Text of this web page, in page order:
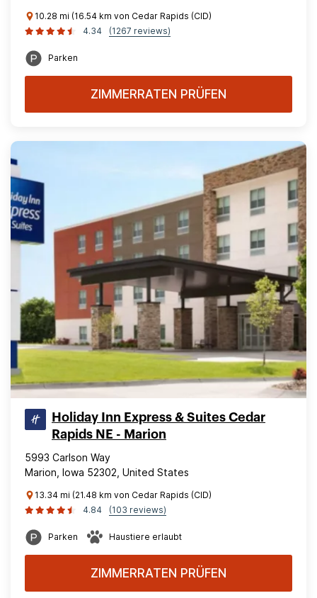
10.28 mi (16.54 km von Cedar Rapids (CID)
4.34
(1267 reviews)
Parken
ZIMMERRATEN PRÜFEN
Holiday Inn Express & Suites Cedar
Rapids NE - Marion
5993 Carlson Way
Marion, Iowa 52302, United States
13.34 mi (21.48 km von Cedar Rapids (CID)
4.84
(103 reviews)
Parken Haustiere erlaubt
ZIMMERRATEN PRÜFEN